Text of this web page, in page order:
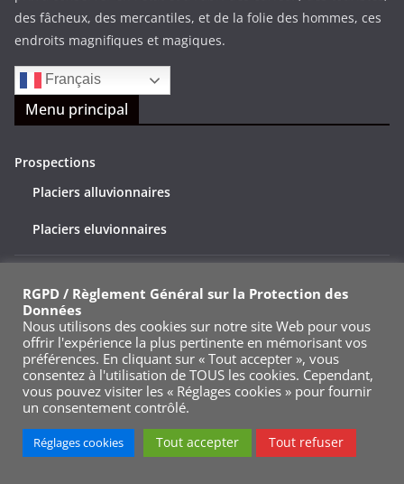
des fâcheux, des mercantiles, et de la folie des hommes, ces
endroits magnifiques et magiques.
Français
Menu principal
Prospections
Placiers alluvionnaires
Placiers eluvionnaires
3D
Vidéos
Techniques
Chercher l’or: cours théoriques
DIY
RGPD / Règlement Général sur la Protection des
Données
Nous utilisons des cookies sur notre site Web pour vous
offrir l'expérience la plus pertinente en mémorisant vos
préférences. En cliquant sur « Tout accepter », vous
consentez à l'utilisation de TOUS les cookies. Cependant,
vous pouvez visiter les « Réglages cookies » pour fournir
un consentement contrôlé.
Réglages cookies Tout accepter Tout refuser